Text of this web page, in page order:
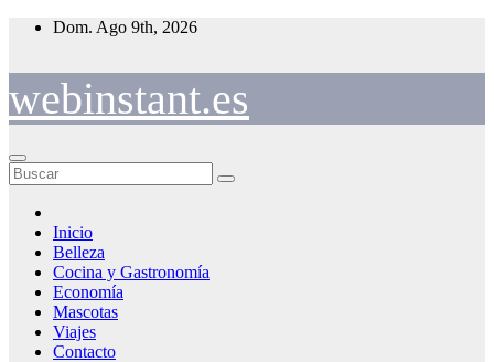
Saltar
Dom. Ago 9th, 2026
webinstant.es
Inicio
Belleza
Cocina y Gastronomía
Economía
Mascotas
Viajes
Contacto